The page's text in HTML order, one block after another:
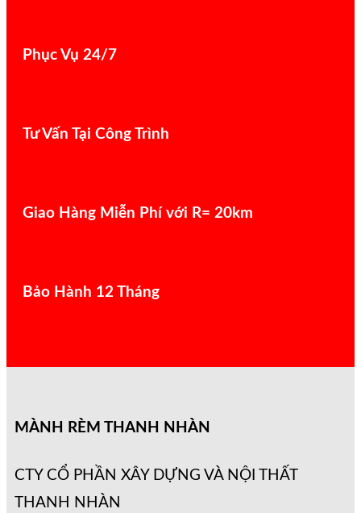
Phục Vụ 24/7
Tư Vấn Tại Công Trình
Giao Hàng Miễn Phí với R= 20km
Bảo Hành 12 Tháng
MÀNH RÈM THANH NHÀN
CTY CỔ PHẦN XÂY DỰNG VÀ NỘI THẤT
THANH NHÀN